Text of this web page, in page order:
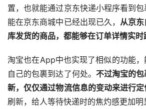
置，也就能通过京东快递小程序看到
能在京东商城中已经出现已久， 从京
库发货的商品，都能够在订单详情实时
淘宝也在App中也实现了相似的功能，
自己的包裹到达了何处。 不过淘宝的
新，仅仅通过物流信息的变动来进行定
刷新，给人等待快递时的焦灼感更加明